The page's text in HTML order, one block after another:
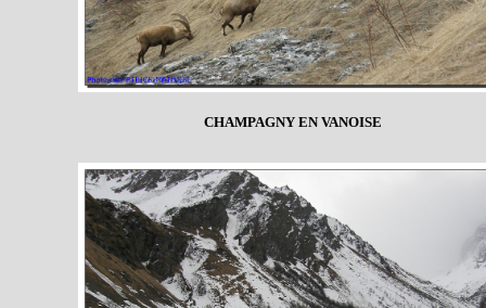
CHAMPAGNY EN VANOISE